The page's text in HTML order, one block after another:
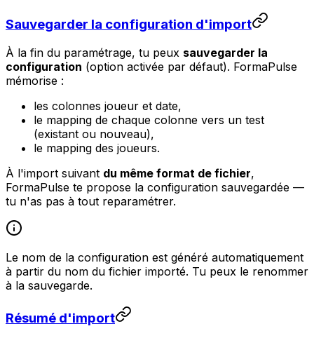
Sauvegarder la configuration d'import
À la fin du paramétrage, tu peux sauvegarder la
configuration (option activée par défaut). FormaPulse
mémorise :
les colonnes joueur et date,
le mapping de chaque colonne vers un test
(existant ou nouveau),
le mapping des joueurs.
À l'import suivant du même format de fichier,
FormaPulse te propose la configuration sauvegardée —
tu n'as pas à tout reparamétrer.
Le nom de la configuration est généré automatiquement
à partir du nom du fichier importé. Tu peux le renommer
à la sauvegarde.
Résumé d'import